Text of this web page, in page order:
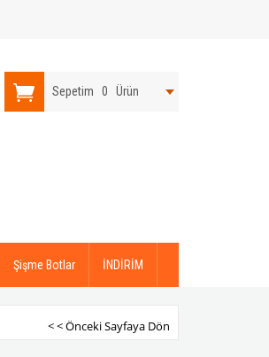
Sepetim 0 Ürün
Şişme Botlar İNDİRİM
< < Önceki Sayfaya Dön